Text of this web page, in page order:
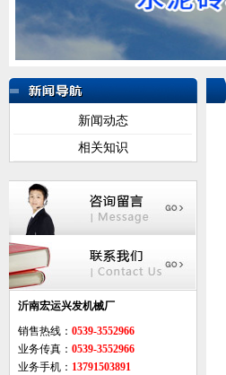
新闻动态
相关知识
沂南宏运兴发机械厂
销售热线： 0539-3552966
业务传真： 0539-3552966
业务手机： 13791503891